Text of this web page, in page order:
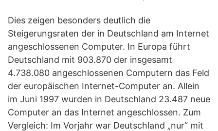
Dies zeigen besonders deutlich die
Steigerungsraten der in Deutschland am Internet
angeschlossenen Computer. In Europa führt
Deutschland mit 903.870 der insgesamt
4.738.080 angeschlossenen Computern das Feld
der europäischen Internet-Computer an. Allein
im Juni 1997 wurden in Deutschland 23.487 neue
Computer an das Internet angeschlossen. Zum
Vergleich: Im Vorjahr war Deutschland „nur“ mit